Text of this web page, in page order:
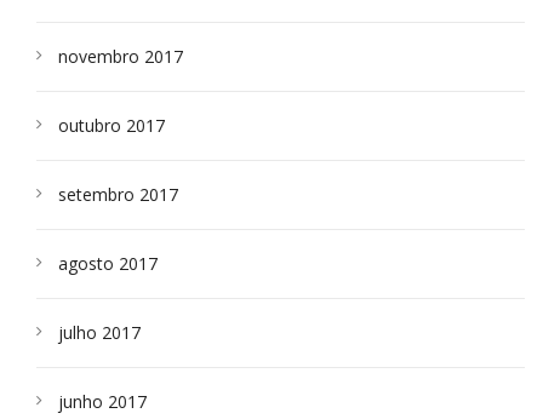
novembro 2017
outubro 2017
setembro 2017
agosto 2017
julho 2017
junho 2017